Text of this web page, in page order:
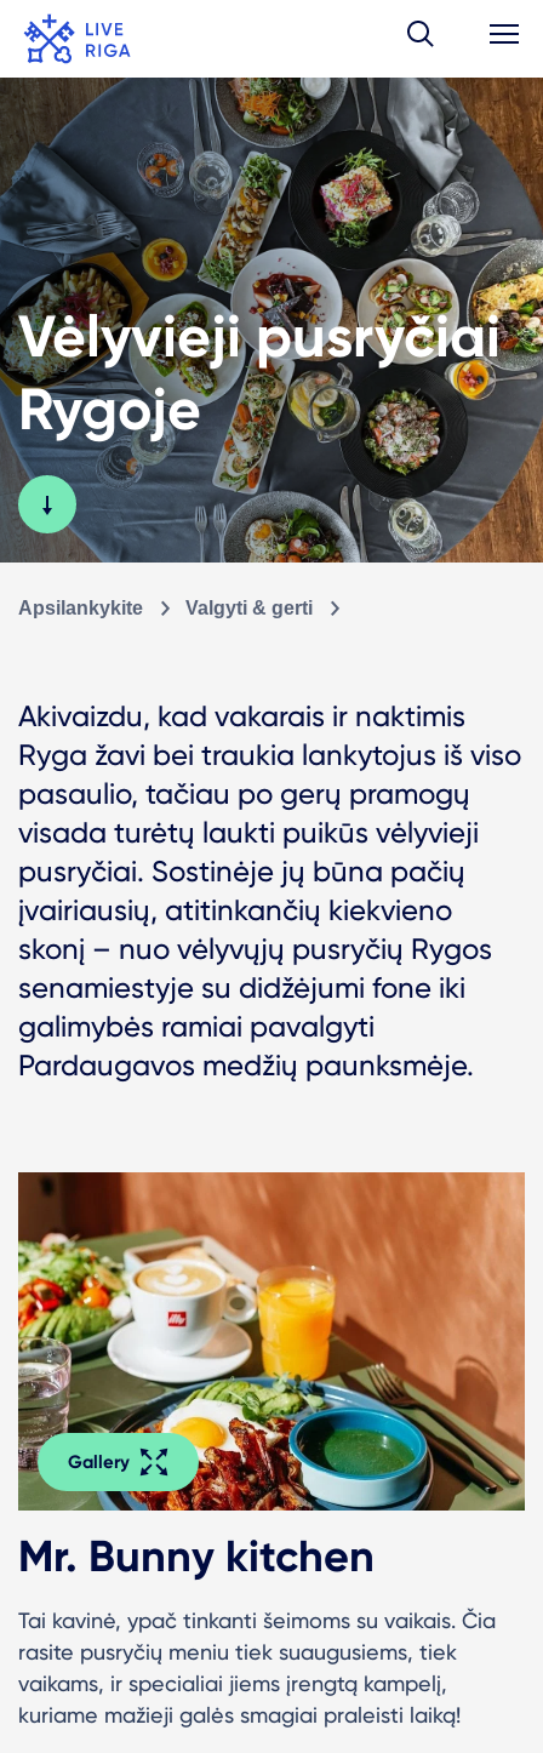
Vėlyvieji pusryčiai
Rygoje
Apsilankykite Valgyti & gerti
Akivaizdu, kad vakarais ir naktimis
Ryga žavi bei traukia lankytojus iš viso
pasaulio, tačiau po gerų pramogų
visada turėtų laukti puikūs vėlyvieji
pusryčiai. Sostinėje jų būna pačių
įvairiausių, atitinkančių kiekvieno
skonį – nuo ​​vėlyvųjų pusryčių Rygos
senamiestyje su didžėjumi fone iki
galimybės ramiai pavalgyti
Pardaugavos medžių paunksmėje.
Gallery
Mr. Bunny kitchen
Tai kavinė, ypač tinkanti šeimoms su vaikais. Čia
rasite pusryčių meniu tiek suaugusiems, tiek
vaikams, ir specialiai jiems įrengtą kampelį,
kuriame mažieji galės smagiai praleisti laiką!